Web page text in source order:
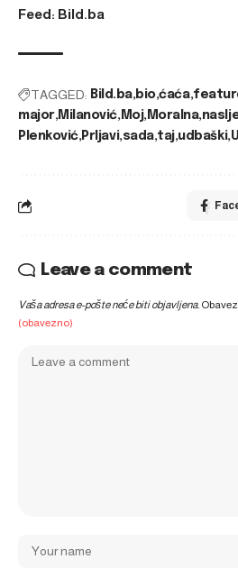
Feed: Bild.ba
TAGGED: Bild.ba bio ćaća
major Milanović Moj Moralna
Plenković Prljavi sada taj udbaški
Leave a comment
Vaša adresa e-pošte neće biti objavljena.
(obavezno)